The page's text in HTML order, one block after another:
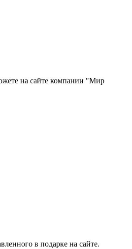
на сайте компании "Мир
в подарке на сайте.